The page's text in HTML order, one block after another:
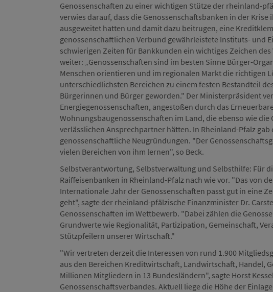
Genossenschaften zu einer wichtigen Stütze der rheinland-
verwies darauf, dass die Genossenschaftsbanken in der
ausgeweitet hatten und damit dazu beitrugen, eine
genossenschaftlichen Verbund gewährleistete Instituts- und
schwierigen Zeiten für Bankkunden ein wichtiges Zeichen
weiter: „Genossenschaften sind im besten Sinne Bürger-
Menschen orientieren und im regionalen Markt die richtigen
unterschiedlichsten Bereichen zu einem festen Bestandteil
Bürgerinnen und Bürger geworden." Der Ministerpräsident
Energiegenossenschaften, angestoßen durch das
Wohnungsbaugenossenschaften im Land, die ebenso wie die
verlässlichen Ansprechpartner hätten. In Rheinland-Pfalz gab
genossenschaftliche Neugründungen. "Der
vielen Bereichen von ihm lernen", so Beck.
Selbstverantwortung, Selbstverwaltung und Selbsthilfe: Für
Raiffeisenbanken in Rheinland-Pfalz nach wie vor. "Das von
Internationale Jahr der Genossenschaften passt gut in eine
geht", sagte der rheinland-pfälzische Finanzminister Dr.
Genossenschaften im Wettbewerb. "Dabei zählen die
Grundwerte wie Regionalität, Partizipation, Gemeinschaft,
Stützpfeilern unserer Wirtschaft."
"Wir vertreten derzeit die Interessen von rund 1.900
aus den Bereichen Kreditwirtschaft, Landwirtschaft, Handel,
Millionen Mitgliedern in 13 Bundesländern", sagte Horst
Genossenschaftsverbandes. Aktuell liege die Höhe der